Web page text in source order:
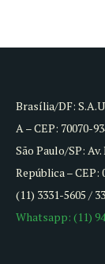
Brasília/DF:
A – CEP: 70070-
São Paulo/SP: Av.
República – CEP:
(11) 3331-5605 /
Whatsapp: (11)